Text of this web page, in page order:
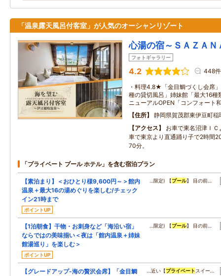
「温泉露天風呂付客室」が人気のオーシャンリゾート
心湯の宿～ＳＡＺＡＮ
フォトギャラリー
4.2 448件
・料理4.8★「金目鯛づくし会席
種の貸切風呂」姉妹館「最大16
ニューアルOPEN「コンフォート
住所
静岡県賀茂郡東伊豆町
アクセス
お車で東名沼津Ｉ
車で東京より直通踊り子で2時間
70分。
「プライベート プール ホテル」を含む宿泊プラン
【素泊まり】＜おひとり様9,600円～＞館内
温泉＋最大16の湯めぐりを楽しむ/チェック
イン21時まで
ポイントUP
…限定) 【プール】 目の前…
【1泊朝食】干物・お刺身など「海沿い宿」
ならではの美味揃い＜夜は「館内温泉＋姉妹
館湯巡り」を楽しむ＞
ポイントUP
…限定) 【プール】 目の前…
【グレードアップ-海の贅沢会席】「金目鯛
…近い【プライベート スイー…